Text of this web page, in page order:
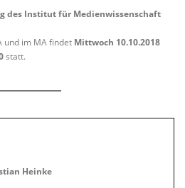
des Institut für Medienwissenschaft
und im MA findet Mittwoch 10.10.2018
statt.
Heinke